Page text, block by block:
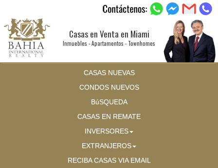
Casas en Venta en Miami
Inmuebles - Apartamentos - Townhomes
CASAS NUEVAS
CONDOS NUEVOS
BúSQUEDA
CASAS EN REMATE
INVERSORES
EXTRANJEROS
RECIBA CASAS VIA EMAIL